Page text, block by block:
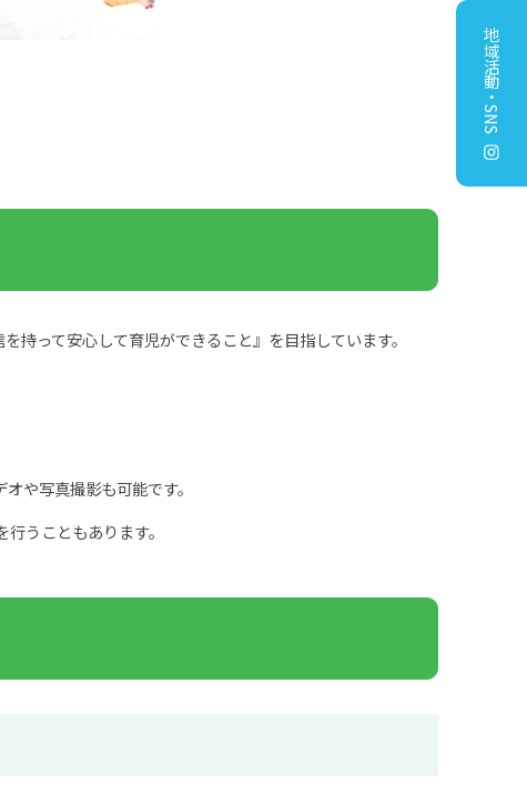
地域活動・SNS
持って安心して育児ができること』を目指しています。
や写真撮影も可能です。
うこともあります。